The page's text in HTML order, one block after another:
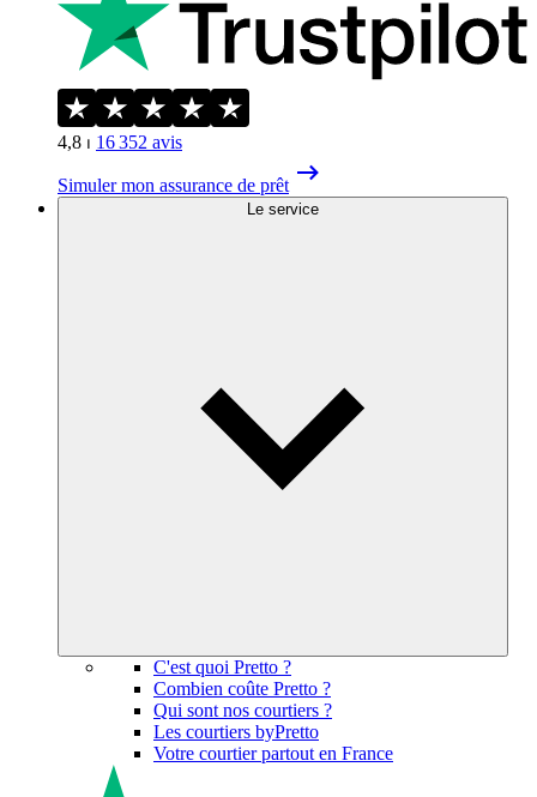
4,8 ⏐ 16 352 avis
Simuler mon assurance de prêt
Le service
C'est quoi Pretto ?
Combien coûte Pretto ?
Qui sont nos courtiers ?
Les courtiers byPretto
Votre courtier partout en France